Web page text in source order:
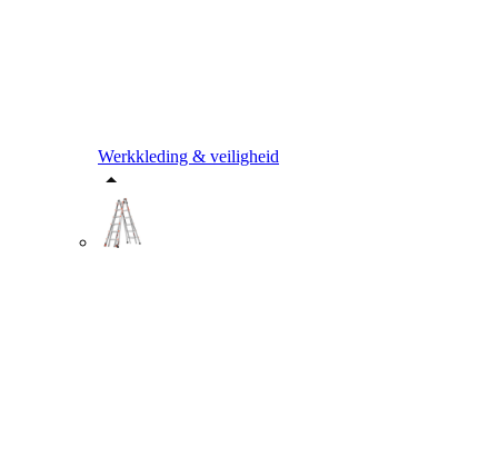
Werkkleding & veiligheid